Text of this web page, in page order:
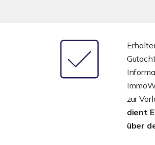
zur
dient
über